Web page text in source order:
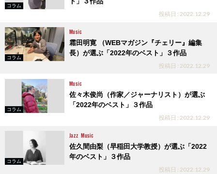
コラム
投稿日 : 2022.12.29
コラム
Music
霜田明寛 （WEBマガジン『チェリー』編集
長）が選ぶ「2022年のベスト」３作品
投稿日 : 2022.12.29
コラム
Music
佐々木俊尚（作家／ジャーナリスト）が選ぶ
「2022年のベスト」３作品
投稿日 : 2022.12.29
コラム
Jazz Music
佐久間由梨（早稲田大学教授）が選ぶ「2022
年のベスト」３作品
投稿日 : 2022.12.29